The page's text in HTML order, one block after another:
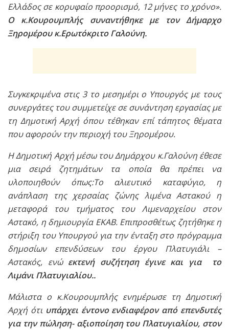
Ελλάδος σε κορυφαίο προορισμό, 12 μήνες το χρόνο».
Ο κ.Κουρουμπλής συναντήθηκε με τον Δήμαρχο
Ξηρομέρου κ.Ερωτόκριτο Γαλούνη.
Συγκεκριμένα στις 3 το μεσημέρι ο Υπουργός με τους
συνεργάτες του συμμετείχε σε συνάντηση εργασίας με
τη Δημοτική Αρχή όπου τέθηκαν επί τάπητος θέματα
που αφορούν την περιοχή του Ξηρομέρου.
Η Δημοτική Αρχή μέσω του Δημάρχου κ.Γαλούνη έθεσε
μια σειρά ζητημάτων τα οποία θα πρέπει να
υλοποιηθούν όπως:To αλιευτικό καταφύγιο, η
ανάπλαση της χερσαίας ζώνης λιμένα Aστακού η
μεταφορά του τμήματος του Λιμεναρχείου στον
Αστακό, η δημιουργία ΕΚΑΒ. Επιπροσθέτως ζητήθηκε η
στήριξη του Υπουργού για την ένταξη στο πρόγραμμα
δημοσίων επενδύσεων του έργου Πλατυγιάλι –
Αστακός, ενώ εκτενή συζήτηση έγινε και για το
Λιμάνι Πλατυγιαλίου..
Μάλιστα ο κ.Κουρουμπλής ενημέρωσε τη Δημοτική
Αρχή ότι υπάρχει έντονο ενδιαφέρον από επενδυτές
για την πώληση- αξιοποίηση του Πλατυγιαλίου, στον